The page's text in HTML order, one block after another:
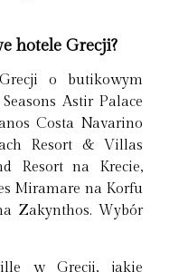
hotele Grecji?
o butikowym
Astir Palace
Costa Navarino
Resort & Villas
Resort na Krecie,
Miramare na Korfu
Zakynthos. Wybór
w Grecji, jakie